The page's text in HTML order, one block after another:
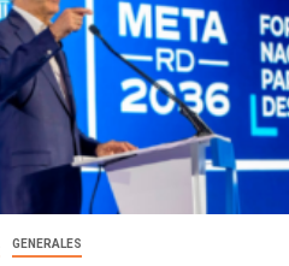
GENERALES